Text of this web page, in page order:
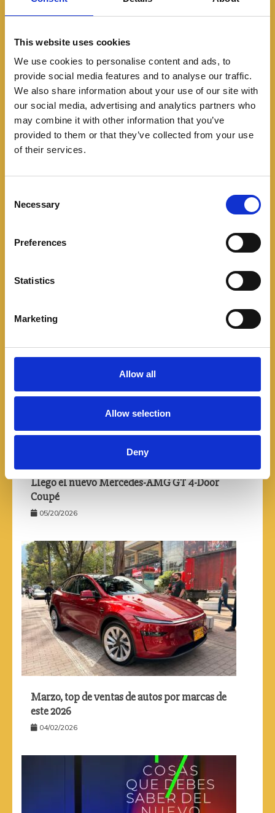
This website uses cookies
We use cookies to personalise content and ads, to
provide social media features and to analyse our traffic.
We also share information about your use of our site with
our social media, advertising and analytics partners who
may combine it with other information that you’ve
provided to them or that they’ve collected from your use
of their services.
Necessary
Preferences
Statistics
Marketing
Allow all
Allow selection
Deny
2023,Drivegear,Toyota,Toyota Colombia,toyota
Facebook Twitter Pinterest
LinkedIn
Navegación
de
entradas
Un look único y original para el nuevo Kia
Mercedes-Benz electrificó las rutas
Llego el nuevo Mercedes-AMG GT 4-Door
Coupé
05/20/2026
Marzo, top de ventas de autos por marcas de
este 2026
04/02/2026